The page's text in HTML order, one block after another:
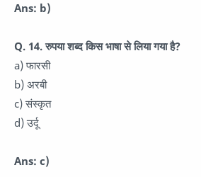
Ans: b)
Q. 14. रुपया शब्द किस भाषा से लिया गया है?
a) फारसी
b) अरबी
c) संस्कृत
d) उर्दू
Ans: c)